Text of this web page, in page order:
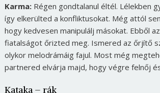
Karma:Régen gondtalanul éltél. Lélekben
így elkerülted a konfliktusokat. Még attól
hogy kedvesen manipulálj másokat. Ebből
fiatalságot őrizted meg. Ismered az őrjítő
olykor melodrámáig fajul. Most még
partnered elvárja majd, hogy végre felnőj
Kataka – rák